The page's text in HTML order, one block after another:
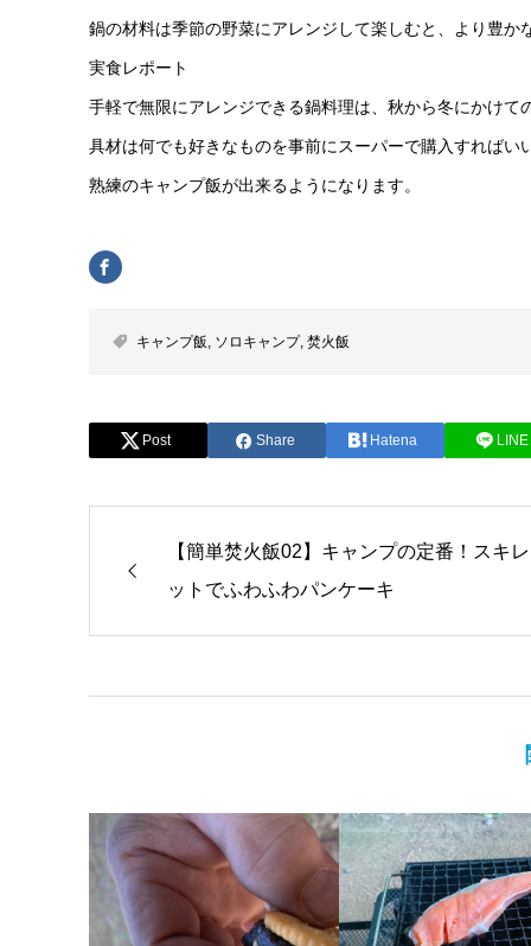
鍋の材料は季節の野菜にアレンジして楽しむと、より豊か
実食レポート
手軽で無限にアレンジできる鍋料理は、秋から冬にかけて
具材は何でも好きなものを事前にスーパーで購入すればい
熟練のキャンプ飯が出来るようになります。
キャンプ飯 ソロキャンプ, 焚火飯
Post Share Hatena LINE
【簡単焚火飯02】キャンプの定番！スキレ
ットでふわふわパンケーキ